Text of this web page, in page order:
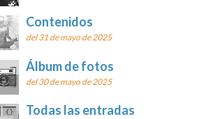
Contenidos
del 31 de mayo de 2025
Álbum de fotos
del 30 de mayo de 2025
Todas las entradas